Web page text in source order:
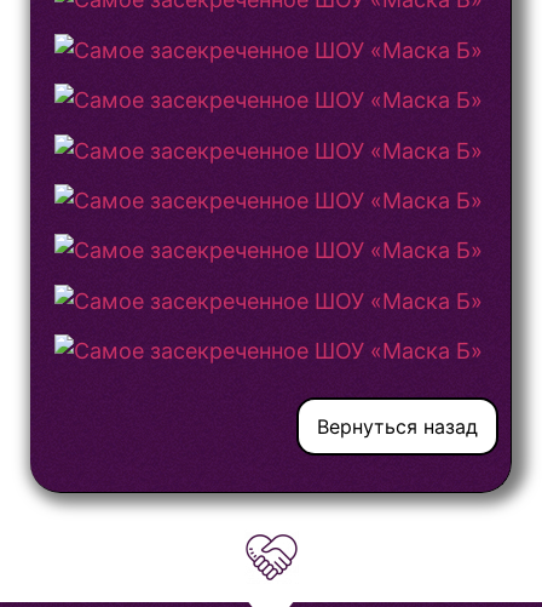
Вернуться назад